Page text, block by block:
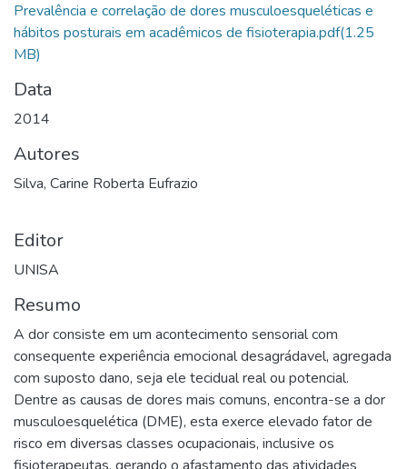
Prevalência e correlação de dores musculoesqueléticas e
hábitos posturais em acadêmicos de fisioterapia.pdf(1.25
MB)
Data
2014
Autores
Silva, Carine Roberta Eufrazio
Editor
UNISA
Resumo
A dor consiste em um acontecimento sensorial com
consequente experiência emocional desagrádavel, agregada
com suposto dano, seja ele tecidual real ou potencial.
Dentre as causas de dores mais comuns, encontra-se a dor
musculoesquelética (DME), esta exerce elevado fator de
risco em diversas classes ocupacionais, inclusive os